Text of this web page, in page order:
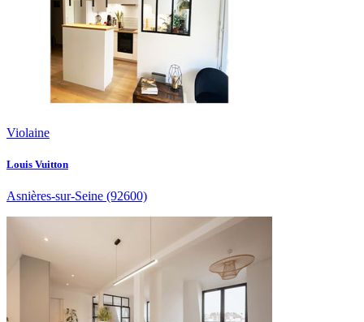
Violaine
Louis Vuitton
Asnières-sur-Seine (92600)